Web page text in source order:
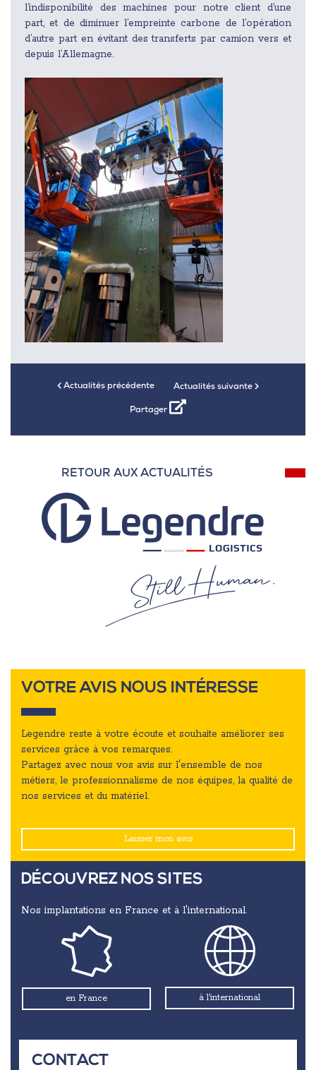
l’indisponibilité des machines pour notre client d’une
part, et de diminuer l’empreinte carbone de l’opération
d’autre part en évitant des transferts par camion vers et
depuis l’Allemagne.
Actualités précédente Actualités suivante
Partager
RETOUR AUX ACTUALITÉS
VOTRE AVIS NOUS INTÉRESSE
Legendre reste à votre écoute et souhaite améliorer ses
services grâce à vos remarques.
Partagez avec nous vos avis sur l'ensemble de nos
métiers, le professionnalisme de nos équipes, la qualité de
nos services et du matériel.
Laisser mon avis
DÉCOUVREZ NOS SITES
Nos implantations en France et à l'international.
en France à l'international
CONTACT